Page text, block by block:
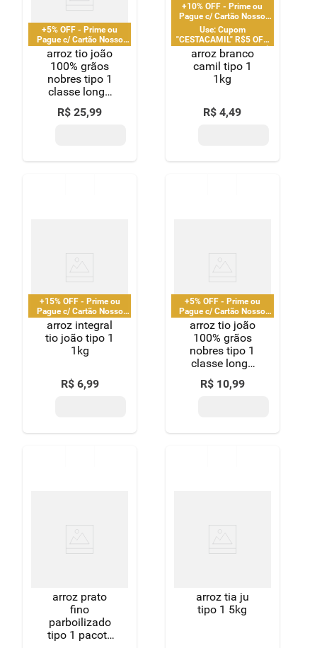
+5% OFF - Prime ou
Pague c/ Cartão Nosso
Pay
arroz tio joão
100% grãos
nobres tipo 1
classe longo
fino 5kg
R$ 25,99
+10% OFF - Prime ou
Pague c/ Cartão Nosso
Pay
Use: Cupom
"CESTACAMIL" R$5 OFF
em compras acima de R$
25 | limitado a 2 pedido
por CPF
arroz branco
camil tipo 1
1kg
R$ 4,49
+15% OFF - Prime ou
Pague c/ Cartão Nosso
Pay
arroz integral
tio joão tipo 1
1kg
R$ 6,99
+5% OFF - Prime ou
Pague c/ Cartão Nosso
Pay
arroz tio joão
100% grãos
nobres tipo 1
classe longo
fino 2kg
R$ 10,99
arroz prato
fino
parboilizado
tipo 1 pacote
arroz tia ju
tipo 1 5kg